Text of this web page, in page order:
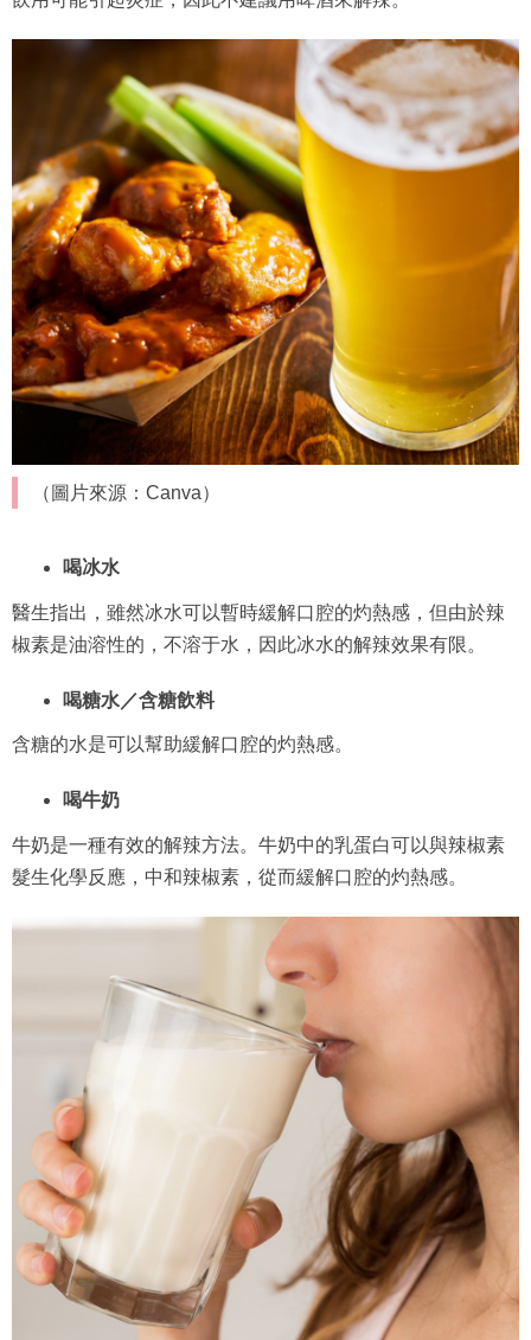
（圖片來源：Canva）
喝冰水
醫生指出，雖然冰水可以暫時緩解口腔的灼熱感，但由於辣
椒素是油溶性的，不溶于水，因此冰水的解辣效果有限。
喝糖水／含糖飲料
含糖的水是可以幫助緩解口腔的灼熱感。
喝牛奶
牛奶是一種有效的解辣方法。牛奶中的乳蛋白可以與辣椒素
髮生化學反應，中和辣椒素，從而緩解口腔的灼熱感。